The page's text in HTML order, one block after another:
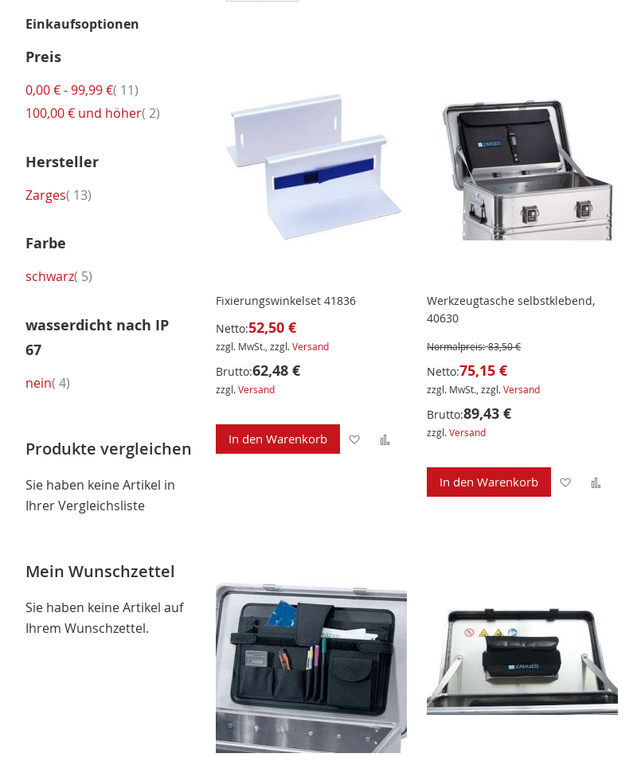
Fixierungswinkelset 41836
Netto:52,50 €
zzgl. MwSt., zzgl.Versand
Brutto:62,48 €
zzgl.Versand
In den Warenkorb
Zur
WunschlisteVergleichsliste
hinzufügen
Werkzeugtasche selbstklebend,
40630
Normalpreis: 83,50 €
Netto:75,15 €
zzgl. MwSt., zzgl.Versand
Brutto:89,43 €
zzgl.Versand
In den Warenkorb
Zur
Einkaufsoptionen
Preis
0,00 €-99,99 € 11Artikel
100,00 € und höher 2Artikel
Hersteller
Zarges 13Artikel
Farbe
schwarz 5Artikel
wasserdicht nach IP
67
nein 4Artikel
Produkte vergleichen
Sie haben keine Artikel in
Ihrer Vergleichsliste
Mein Wunschzettel
Sie haben keine Artikel auf
Ihrem Wunschzettel.